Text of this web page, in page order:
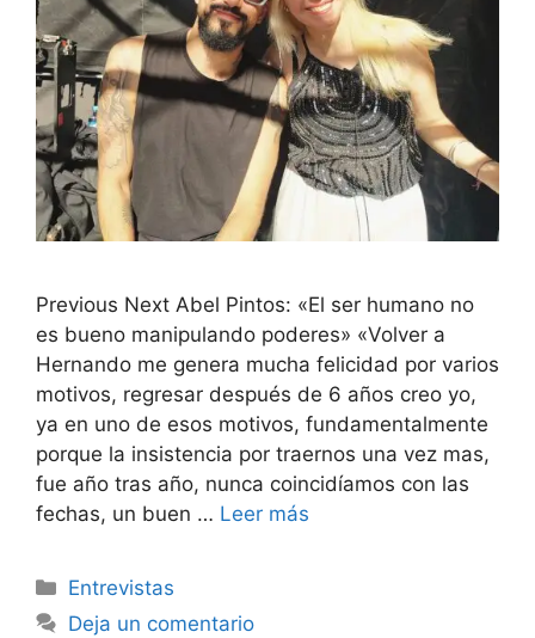
Previous Next Abel Pintos: «El ser humano no
es bueno manipulando poderes» «Volver a
Hernando me genera mucha felicidad por varios
motivos, regresar después de 6 años creo yo,
ya en uno de esos motivos, fundamentalmente
porque la insistencia por traernos una vez mas,
fue año tras año, nunca coincidíamos con las
fechas, un buen … Leer más
Entrevistas
Deja un comentario